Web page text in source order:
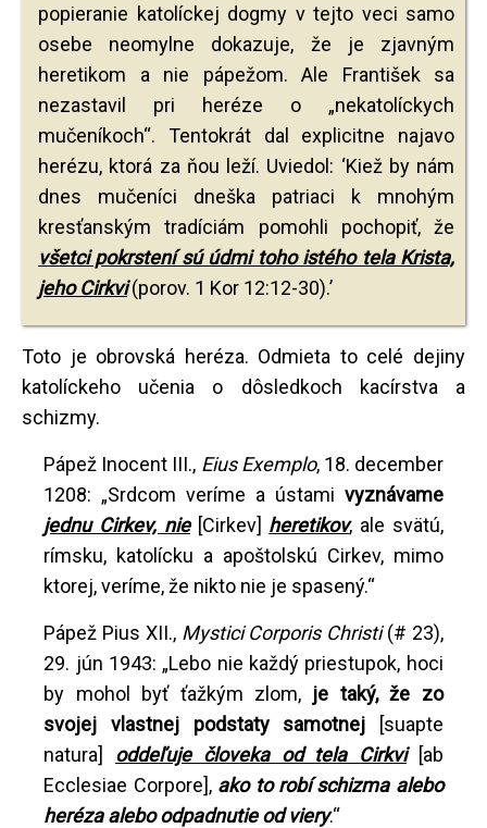
popieranie katolíckej dogmy v tejto veci samo
osebe neomylne dokazuje, že je zjavným
heretikom a nie pápežom. Ale František sa
nezastavil pri heréze o „nekatolíckych
mučeníkoch“. Tentokrát dal explicitne najavo
herézu, ktorá za ňou leží. Uviedol: ‘Kiež by nám
dnes mučeníci dneška patriaci k mnohým
kresťanským tradíciám pomohli pochopiť, že
všetci pokrstení sú údmi toho istého tela Krista,
jeho Cirkvi(porov. 1 Kor 12:12-30).’
Toto je obrovská heréza. Odmieta to celé dejiny
katolíckeho učenia o dôsledkoch kacírstva a
schizmy.
Pápež Inocent III., Eius Exemplo, 18. december
1208: „Srdcom veríme a ústami vyznávame
jednu Cirkev, nie[Cirkev] heretikov, ale svätú,
rímsku, katolícku a apoštolskú Cirkev, mimo
ktorej, veríme, že nikto nie je spasený.“
Pápež Pius XII., Mystici Corporis Christi(# 23),
29. jún 1943: „Lebo nie každý priestupok, hoci
by mohol byť ťažkým zlom, je taký, že zo
svojej vlastnej podstaty samotnej [suapte
natura] oddeľuje človeka od tela Cirkvi[ab
Ecclesiae Corpore], ako to robí schizma alebo
heréza alebo odpadnutie od viery.“